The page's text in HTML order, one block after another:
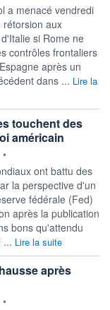
a menacé vendredi
aux
si Rome ne
contrôles frontaliers
après un
dans ... Lire la
touchent des
américain
•
ont battu des
la perspective d'un
fédérale (Fed)
après la publication
bons qu'attendu
... Lire la suite
après
•